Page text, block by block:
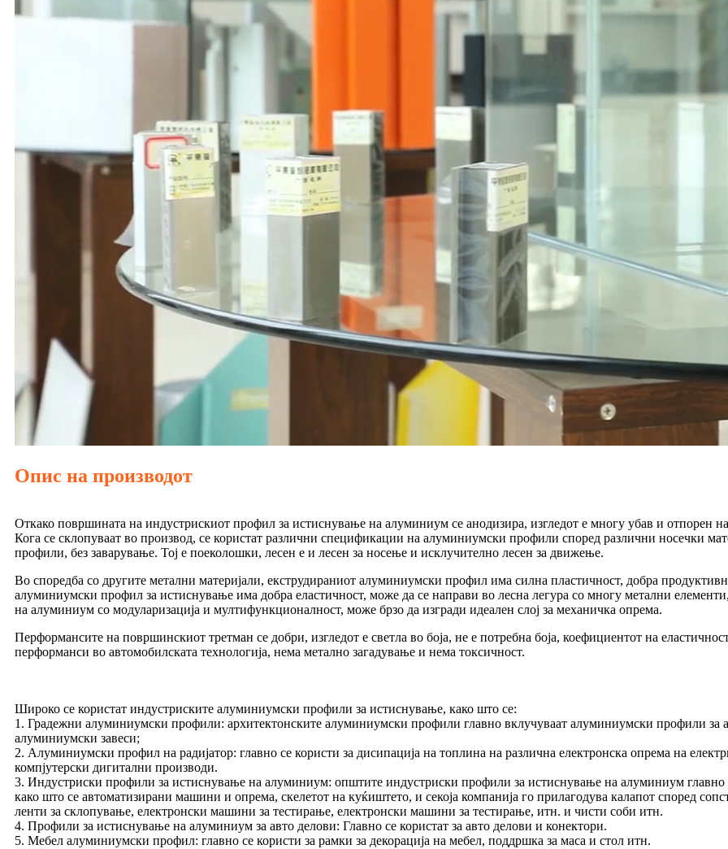
Опис на производот
Откако површината на индустрискиот профил за истиснување на алуминиум се анодизира, изгледот е многу убав и отпорен
Кога се склопуваат во производ, се користат различни спецификации на алуминиумски профили според различни носечки
профили, без заварување. Тој е поеколошки, лесен е и лесен за носење и исклучително лесен за движење.
Во споредба со другите метални материјали, екструдираниот алуминиумски профил има силна пластичност, добра
алуминиумски профил за истиснување има добра еластичност, може да се направи во лесна легура со многу метални
на алуминиум со модуларизација и мултифункционалност, може брзо да изгради идеален слој за механичка опрема.
Перформансите на површинскиот третман се добри, изгледот е светла во боја, не е потребна боја, коефициентот на
перформанси во автомобилската технологија, нема метално загадување и нема токсичност.
Широко се користат индустриските алуминиумски профили за истиснување, како што се:
1. Градежни алуминиумски профили: архитектонските алуминиумски профили главно вклучуваат алуминиумски профили
алуминиумски завеси;
2. Алуминиумски профил на радијатор: главно се користи за дисипација на топлина на различна електронска опрема на
компјутерски дигитални производи.
3. Индустриски профили за истиснување на алуминиум: општите индустриски профили за истиснување на алуминиум главно
како што се автоматизирани машини и опрема, скелетот на куќиштето, и секоја компанија го прилагодува калапот според
ленти за склопување, електронски машини за тестирање, електронски машини за тестирање, итн. и чисти соби итн.
4. Профили за истиснување на алуминиум за авто делови: Главно се користат за авто делови и конектори.
5. Мебел алуминиумски профил: главно се користи за рамки за декорација на мебел, поддршка за маса и стол итн.